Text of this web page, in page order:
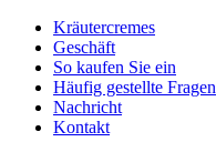
Kräutercremes
Geschäft
So kaufen Sie ein
Häufig gestellte Fragen
Nachricht
Kontakt